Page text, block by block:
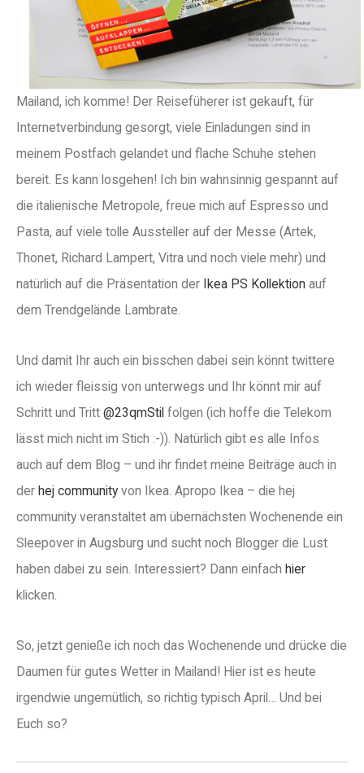
Mailand, ich komme! Der Reisefüherer ist gekauft, für
Internetverbindung gesorgt, viele Einladungen sind in
meinem Postfach gelandet und flache Schuhe stehen
bereit. Es kann losgehen! Ich bin wahnsinnig gespannt auf
die italienische Metropole, freue mich auf Espresso und
Pasta, auf viele tolle Aussteller auf der Messe (Artek,
Thonet, Richard Lampert, Vitra und noch viele mehr) und
natürlich auf die Präsentation der Ikea PS Kollektion auf
dem Trendgelände Lambrate.
Und damit Ihr auch ein bisschen dabei sein könnt twittere
ich wieder fleissig von unterwegs und Ihr könnt mir auf
Schritt und Tritt @23qmStil folgen (ich hoffe die Telekom
lässt mich nicht im Stich :-)). Natürlich gibt es alle Infos
auch auf dem Blog – und ihr findet meine Beiträge auch in
der hej community von Ikea. Apropo Ikea – die hej
community veranstaltet am übernächsten Wochenende ein
Sleepover in Augsburg und sucht noch Blogger die Lust
haben dabei zu sein. Interessiert? Dann einfach hier
klicken.
So, jetzt genieße ich noch das Wochenende und drücke die
Daumen für gutes Wetter in Mailand! Hier ist es heute
irgendwie ungemütlich, so richtig typisch April… Und bei
Euch so?